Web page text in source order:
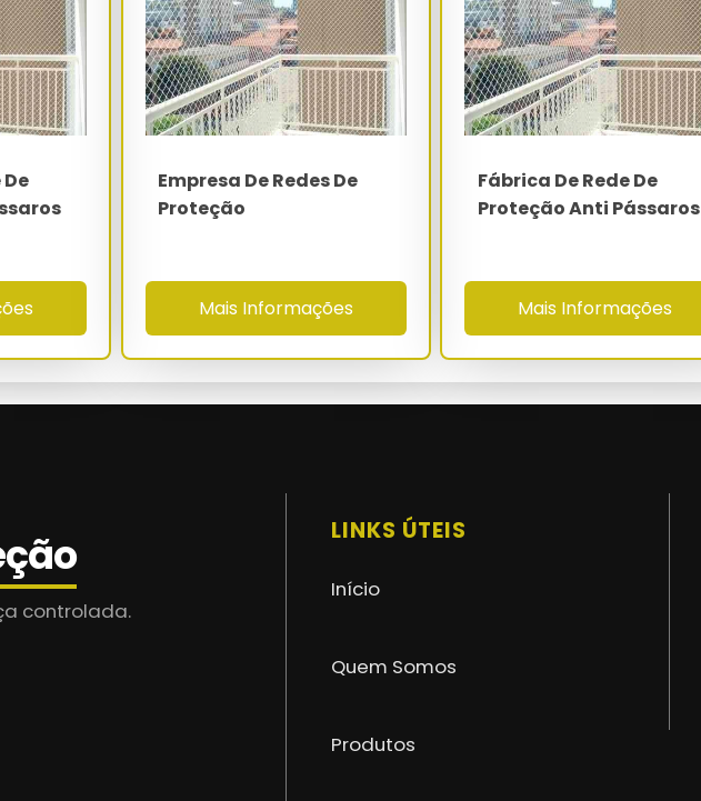
Especificação
base
PEAD virgem 100% - aditivo UV 0.2%
Malha 2x2 a 12x12 cm conforme aplicação
de ruptura 50 kgf por malha - 1.200 kgf por m²
UV QUV 2000 h - ASTM G-154
de tração ASTM D-5034 - NBR 16046-2
MTBF 72 a 120 meses
Empresa De Redes De
Proteção
Mais Informações
Fábrica De Rede De
Proteção Anti Pássaros
Mais Informações
controlada.
LINKS ÚTEIS
Início
Quem Somos
Produtos